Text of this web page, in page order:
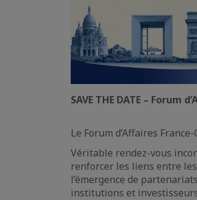
SAVE THE DATE – Forum
Le Forum d’Affaires
Véritable rendez-vous
renforcer les liens entre
l’émergence de
institutions et investisseurs